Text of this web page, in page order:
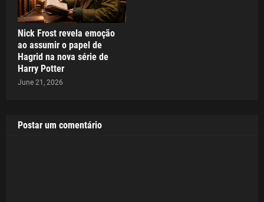
Nick Frost revela emoção
ao assumir o papel de
Hagrid na nova série de
Harry Potter
June 21, 2026
Postar um comentário